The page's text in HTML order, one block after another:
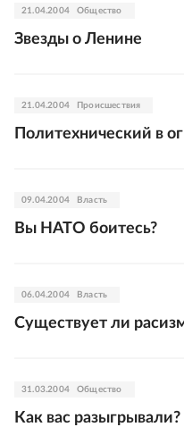
21.04.2004 Общество
Звезды о Ленине
21.04.2004 Происшествия
Политехнический в
09.04.2004 Власть
Вы НАТО боитесь?
06.04.2004 Власть
Существует ли
31.03.2004 Общество
Как вас разыгрывали?